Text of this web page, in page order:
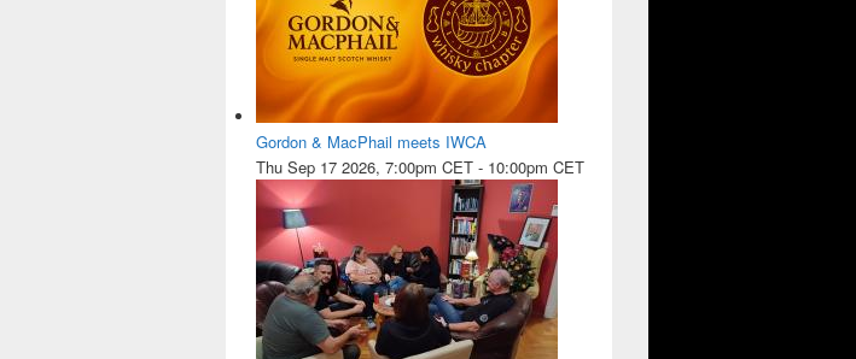
Gordon & MacPhail meets IWCA
Thu Sep 17 2026, 7:00pm CET - 10:00pm CET